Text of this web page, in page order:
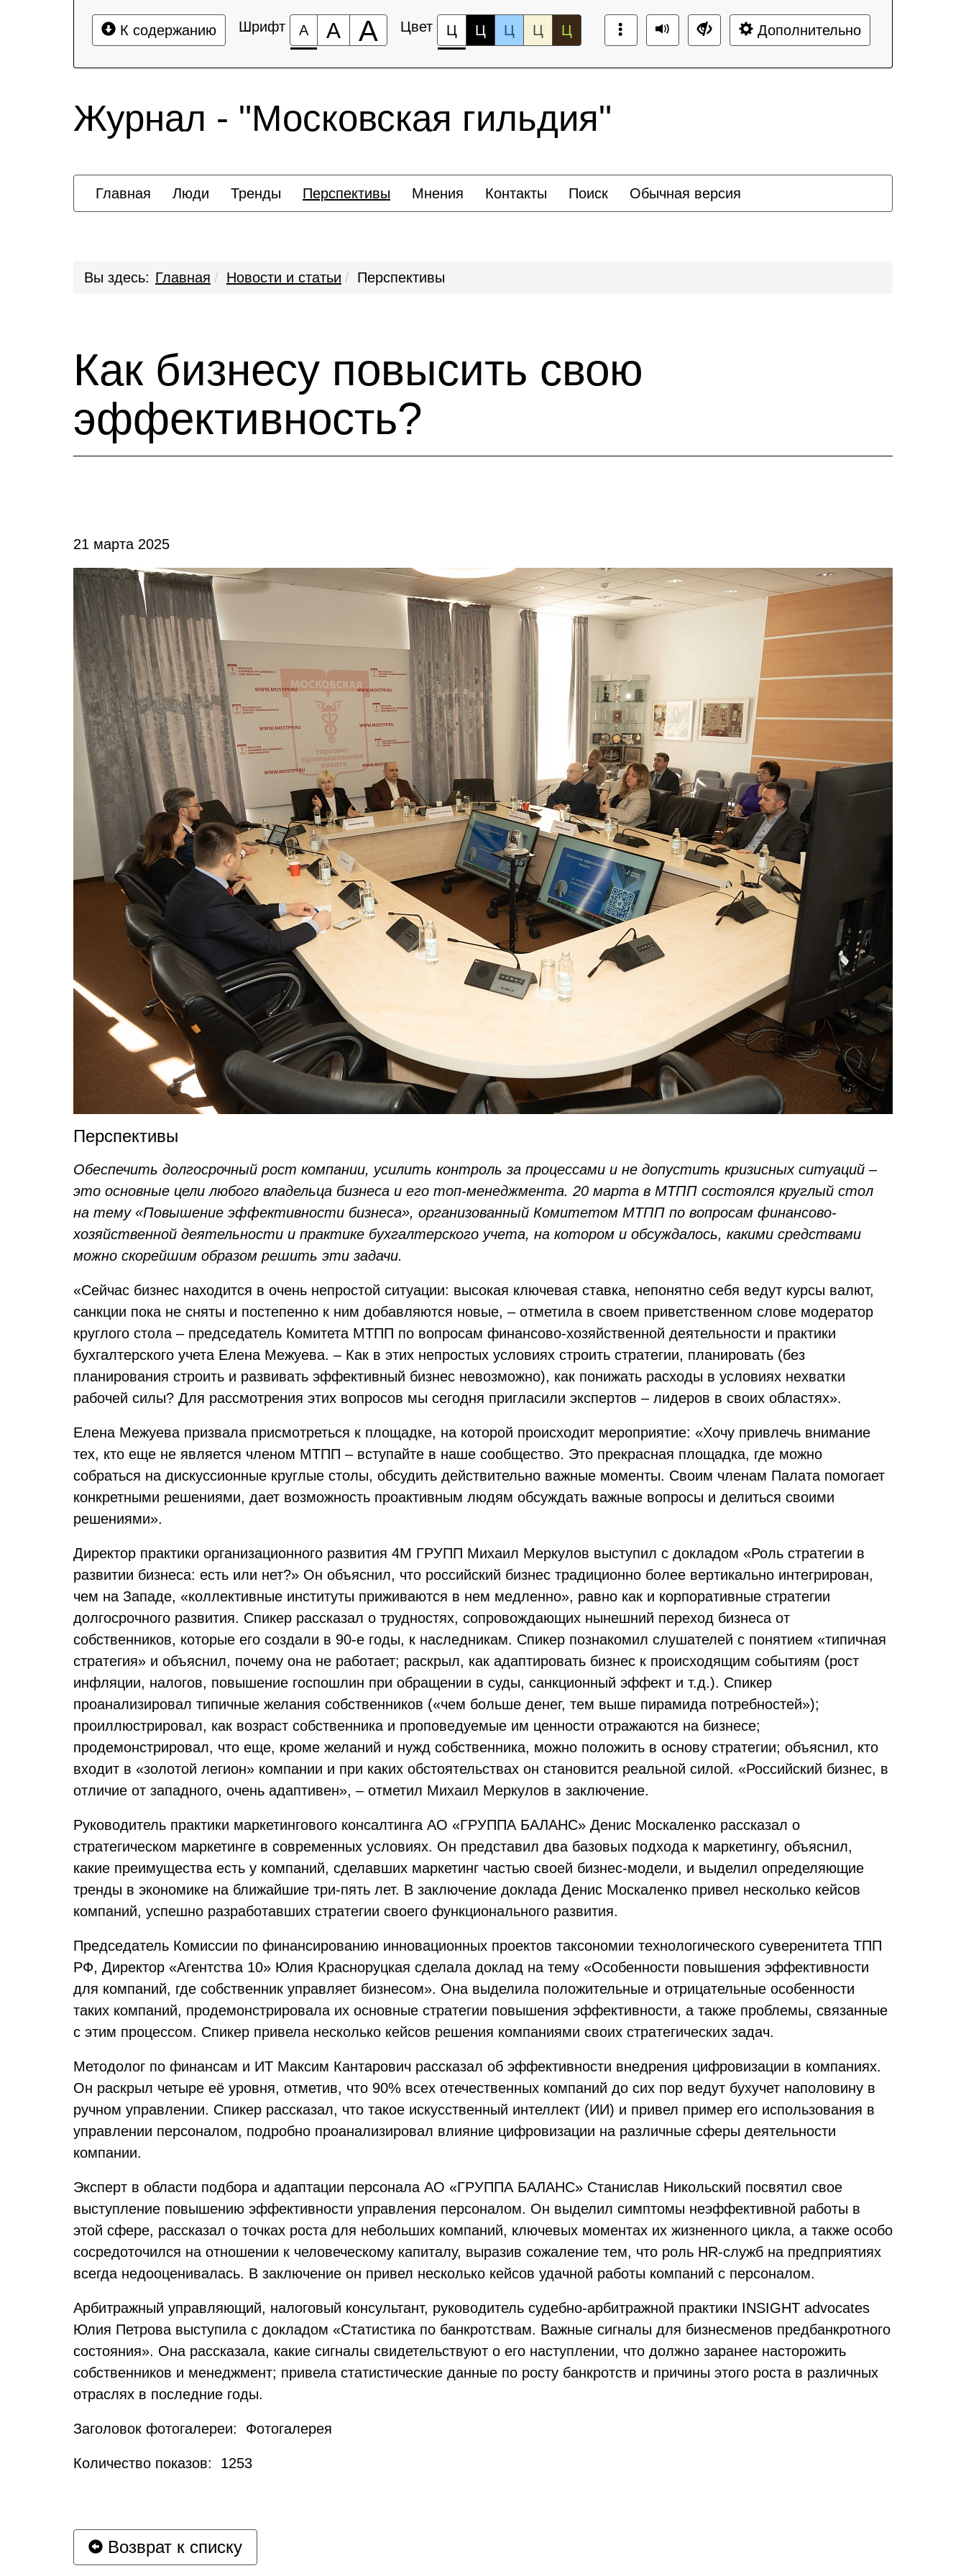
К содержанию Шрифт А А А Цвет Ц Ц Ц Ц Ц Дополнительно
Журнал - "Московская гильдия"
Главная Люди Тренды Перспективы Мнения Контакты Поиск Обычная версия
Вы здесь: Главная Новости и статьи Перспективы
Как бизнесу повысить свою
эффективность?
21 марта 2025
Перспективы
Обеспечить долгосрочный рост компании, усилить контроль за процессами и не допустить кризисных ситуаций –
это основные цели любого владельца бизнеса и его топ-менеджмента. 20 марта в МТПП состоялся круглый стол
на тему «Повышение эффективности бизнеса», организованный Комитетом МТПП по вопросам финансово-
хозяйственной деятельности и практике бухгалтерского учета, на котором и обсуждалось, какими средствами
можно скорейшим образом решить эти задачи.
«Сейчас бизнес находится в очень непростой ситуации: высокая ключевая ставка, непонятно себя ведут курсы валют,
санкции пока не сняты и постепенно к ним добавляются новые, – отметила в своем приветственном слове модератор
круглого стола – председатель Комитета МТПП по вопросам финансово-хозяйственной деятельности и практики
бухгалтерского учета Елена Межуева. – Как в этих непростых условиях строить стратегии, планировать (без
планирования строить и развивать эффективный бизнес невозможно), как понижать расходы в условиях нехватки
рабочей силы? Для рассмотрения этих вопросов мы сегодня пригласили экспертов – лидеров в своих областях».
Елена Межуева призвала присмотреться к площадке, на которой происходит мероприятие: «Хочу привлечь внимание
тех, кто еще не является членом МТПП – вступайте в наше сообщество. Это прекрасная площадка, где можно
собраться на дискуссионные круглые столы, обсудить действительно важные моменты. Своим членам Палата помогает
конкретными решениями, дает возможность проактивным людям обсуждать важные вопросы и делиться своими
решениями».
Директор практики организационного развития 4М ГРУПП Михаил Меркулов выступил с докладом «Роль стратегии в
развитии бизнеса: есть или нет?» Он объяснил, что российский бизнес традиционно более вертикально интегрирован,
чем на Западе, «коллективные институты приживаются в нем медленно», равно как и корпоративные стратегии
долгосрочного развития. Спикер рассказал о трудностях, сопровождающих нынешний переход бизнеса от
собственников, которые его создали в 90-е годы, к наследникам. Спикер познакомил слушателей с понятием «типичная
стратегия» и объяснил, почему она не работает; раскрыл, как адаптировать бизнес к происходящим событиям (рост
инфляции, налогов, повышение госпошлин при обращении в суды, санкционный эффект и т.д.). Спикер
проанализировал типичные желания собственников («чем больше денег, тем выше пирамида потребностей»);
проиллюстрировал, как возраст собственника и проповедуемые им ценности отражаются на бизнесе;
продемонстрировал, что еще, кроме желаний и нужд собственника, можно положить в основу стратегии; объяснил, кто
входит в «золотой легион» компании и при каких обстоятельствах он становится реальной силой. «Российский бизнес, в
отличие от западного, очень адаптивен», – отметил Михаил Меркулов в заключение.
Руководитель практики маркетингового консалтинга АО «ГРУППА БАЛАНС» Денис Москаленко рассказал о
стратегическом маркетинге в современных условиях. Он представил два базовых подхода к маркетингу, объяснил,
какие преимущества есть у компаний, сделавших маркетинг частью своей бизнес-модели, и выделил определяющие
тренды в экономике на ближайшие три-пять лет. В заключение доклада Денис Москаленко привел несколько кейсов
компаний, успешно разработавших стратегии своего функционального развития.
Председатель Комиссии по финансированию инновационных проектов таксономии технологического суверенитета ТПП
РФ, Директор «Агентства 10» Юлия Красноруцкая сделала доклад на тему «Особенности повышения эффективности
для компаний, где собственник управляет бизнесом». Она выделила положительные и отрицательные особенности
таких компаний, продемонстрировала их основные стратегии повышения эффективности, а также проблемы, связанные
с этим процессом. Спикер привела несколько кейсов решения компаниями своих стратегических задач.
Методолог по финансам и ИТ Максим Кантарович рассказал об эффективности внедрения цифровизации в компаниях.
Он раскрыл четыре её уровня, отметив, что 90% всех отечественных компаний до сих пор ведут бухучет наполовину в
ручном управлении. Спикер рассказал, что такое искусственный интеллект (ИИ) и привел пример его использования в
управлении персоналом, подробно проанализировал влияние цифровизации на различные сферы деятельности
компании.
Эксперт в области подбора и адаптации персонала АО «ГРУППА БАЛАНС» Станислав Никольский посвятил свое
выступление повышению эффективности управления персоналом. Он выделил симптомы неэффективной работы в
этой сфере, рассказал о точках роста для небольших компаний, ключевых моментах их жизненного цикла, а также особо
сосредоточился на отношении к человеческому капиталу, выразив сожаление тем, что роль HR-служб на предприятиях
всегда недооценивалась. В заключение он привел несколько кейсов удачной работы компаний с персоналом.
Арбитражный управляющий, налоговый консультант, руководитель судебно-арбитражной практики INSIGHT advocates
Юлия Петрова выступила с докладом «Статистика по банкротствам. Важные сигналы для бизнесменов предбанкротного
состояния». Она рассказала, какие сигналы свидетельствуют о его наступлении, что должно заранее насторожить
собственников и менеджмент; привела статистические данные по росту банкротств и причины этого роста в различных
отраслях в последние годы.
Заголовок фотогалереи: Фотогалерея
Количество показов: 1253
Возврат к списку